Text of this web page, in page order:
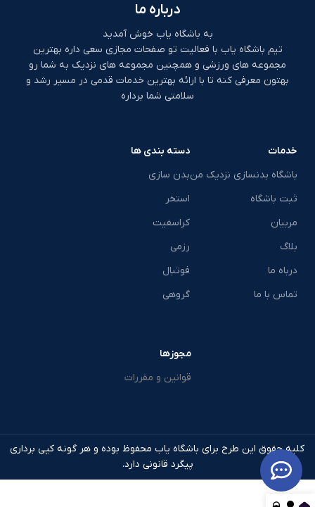
درباره ما
به باشگاه یاب خوش آمدید
تیم باشگاه یاب با فعالیت تو صفحات مجازی سعی داره بهترین
مجموعه های ورزشی و همچنین مجموعه های نزدیک به شما رو
بهتون معرفی کنه تا با ارائه بهترین خدمات قدمی در مسیر رشد و
سلامتی شما برداره
خدمات
باشگاه بدنسازی نزدیک من
ثبت باشگاه
مربیان
بلاگ
درباه ما
تماس با ما
دسته بندی ها
بدن سازی
استخر
کراسفیت
رزمی
فوتبال
گروهی
مجوزها
قوانین و مقررات
کلیه حقوق این طرح برای باشگاه یاب محفوظ بوده و هر گونه کپی برداری
پیگرد قانونی دارد.